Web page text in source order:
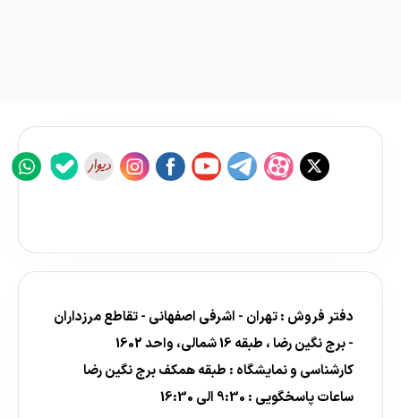
دفتر فروش : تهران - اشرفی اصفهانی - تقاطع مرزداران
- برج نگین رضا ، طبقه 16 شمالی، واحد 1602
کارشناسی و نمایشگاه : طبقه همکف برج نگین رضا
ساعات پاسخگویی : 9:30 الی 16:30